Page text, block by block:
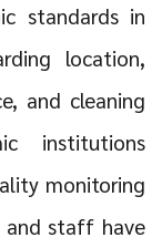
standards in
location,
and cleaning
institutions
monitoring
and staff have